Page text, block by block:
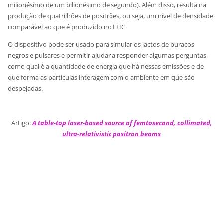
milionésimo de um bilionésimo de segundo). Além disso, resulta na
produção de quatrilhões de positrões, ou seja, um nível de densidade
comparável ao que é produzido no LHC.
O dispositivo pode ser usado para simular os jactos de buracos
negros e pulsares e permitir ajudar a responder algumas perguntas,
como qual é a quantidade de energia que há nessas emissões e de
que forma as partículas interagem com o ambiente em que são
despejadas.
Artigo:A table-top laser-based source of femtosecond, collimated,
ultra-relativistic positron beams